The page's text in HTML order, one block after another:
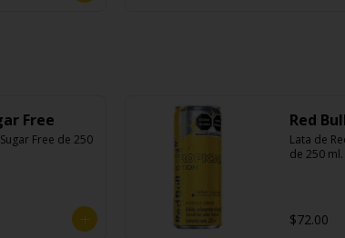
Free
Free de 250
Red
Lata de
de 250 ml.
$72.00